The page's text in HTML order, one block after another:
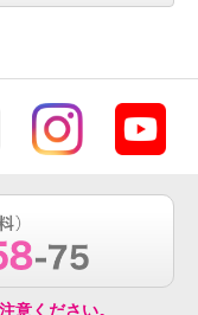
意ください。